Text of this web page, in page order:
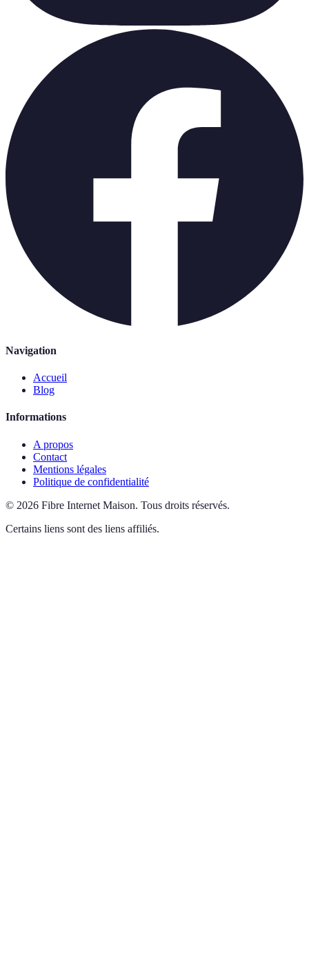
Navigation
Accueil
Blog
Informations
A propos
Contact
Mentions légales
Politique de confidentialité
© 2026 Fibre Internet Maison. Tous droits réservés.
Certains liens sont des liens affiliés.